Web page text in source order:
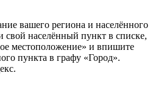
вашего региона и населённого
населённый пункт в списке,
местоположение» и впишите
пункта в графу «Город».